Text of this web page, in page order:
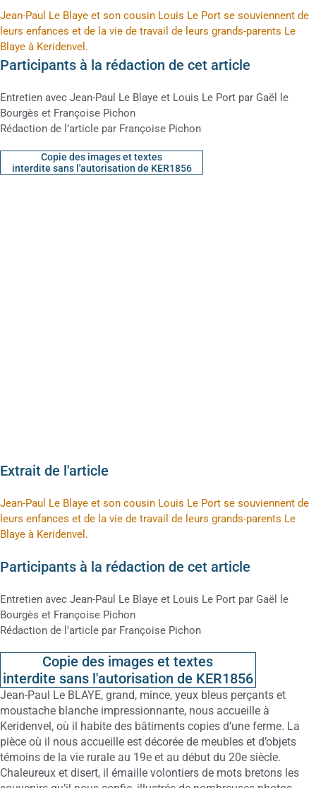
Jean-Paul Le Blaye et son cousin Louis Le Port se souviennent de
leurs enfances et de la vie de travail de leurs grands-parents Le
Blaye à Keridenvel.
Participants à la rédaction de cet article
Entretien avec Jean-Paul Le Blaye et Louis Le Port par Gaël le
Bourgès et Françoise Pichon
Rédaction de l’article par Françoise Pichon
Copie des images et textes
interdite sans l'autorisation de KER1856
Extrait de l'article
Jean-Paul Le Blaye et son cousin Louis Le Port se souviennent de
leurs enfances et de la vie de travail de leurs grands-parents Le
Blaye à Keridenvel.
Participants à la rédaction de cet article
Entretien avec Jean-Paul Le Blaye et Louis Le Port par Gaël le
Bourgès et Françoise Pichon
Rédaction de l’article par Françoise Pichon
Copie des images et textes
interdite sans l'autorisation de KER1856
Jean-Paul Le BLAYE, grand, mince, yeux bleus perçants et
moustache blanche impressionnante, nous accueille à
Keridenvel, où il habite des bâtiments copies d’une ferme. La
pièce où il nous accueille est décorée de meubles et d’objets
témoins de la vie rurale au 19e et au début du 20e siècle.
Chaleureux et disert, il émaille volontiers de mots bretons les